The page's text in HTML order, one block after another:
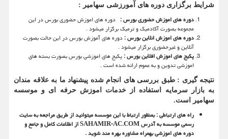
شرایط برگزاری دوره های آمورزشی سهامیر :
دوره های اموزش حضوری بورس : دوره های اموزش حضوری بورس در این
مجموعه بصورت آکادمیک و ترمیک برگزار میشود .
دوره های اموزش انلاین بورس :دوره های آموزش بورس در این حالت بصورت
آنلاین و غیرحضوری برگزار میشود .
پکیج های اموزش افلاین بورس :پکیج های اموزشی بورس بصورت بسته های
اموزشی تدوین و به عموم ارائه شده است .
نتیجه گیری : طبق بررسی های انجام شده پیشنهاد ما به علاقه مندان
به بازار سرمایه استفاده از خدمات اموزش حرفه ای و موسسه
سهامیر است.
راه های ارتباطی : بمنظور ارتباط با این موسسه میتوانید از طریق مراجعه به سایت
رسمی موسسه به آدرسSAHAMIR-AC.COMاز اطلاعات کامل و جامع و
دوره های اموزشی بهمراه مشاوره بهره مند شوید .